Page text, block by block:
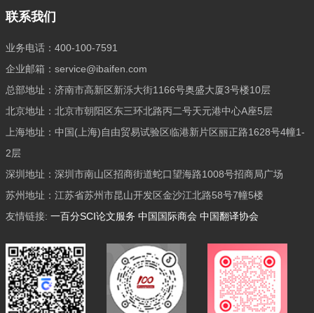
联系我们
业务电话：400-100-7591
企业邮箱：service@ibaifen.com
总部地址：济南市高新区新泺大街1166号奥盛大厦3号楼10层
北京地址：北京市朝阳区东三环北路丙二号天元港中心A座5层
上海地址：中国(上海)自由贸易试验区临港新片区丽正路1628号4幢1-
2层
深圳地址：深圳市南山区招商街道蛇口望海路1008号招商局广场
苏州地址：江苏省苏州市昆山开发区金沙江北路58号7幢5楼
友情链接: 一百分SCI论文服务 中国国际商会 中国翻译协会